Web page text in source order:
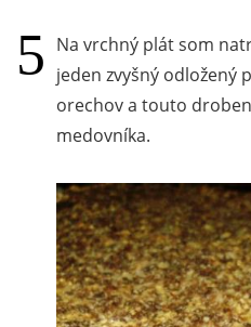
Na vrchný plát som
jeden zvyšný odložený
orechov a touto
medovníka.